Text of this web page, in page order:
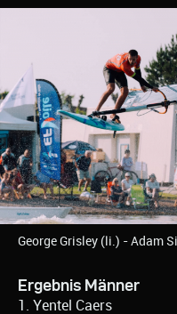
George Grisley (li.) - Adam
Ergebnis Männer
1. Yentel Caers